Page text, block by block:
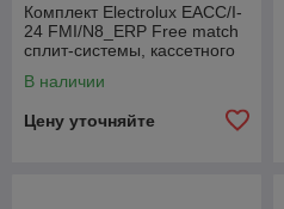
Комплект Electrolux EACC/I-
24 FMI/N8_ERP Free match
сплит-системы, кассетного
В наличии
Цену уточняйте